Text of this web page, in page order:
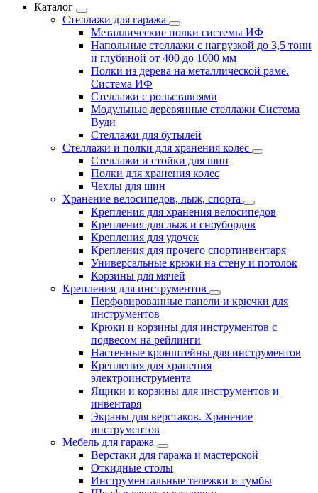
Каталог
Стеллажи для гаража
Металлические полки системы ИФ
Напольные стеллажи с нагрузкой до 3,5 тонн
и глубиной от 400 до 1000 мм
Полки из дерева на металлической раме.
Система ИФ
Стеллажи с рольставнями
Модульные деревянные стеллажи Система
Вуди
Стеллажи для бутылей
Стеллажи и полки для хранения колес
Стеллажи и стойки для шин
Полки для хранения колес
Чехлы для шин
Хранение велосипедов, лыж, спорта
Крепления для хранения велосипедов
Крепления для лыж и сноубордов
Крепления для удочек
Крепления для прочего спортинвентаря
Универсальные крюки на стену и потолок
Корзины для мячей
Крепления для инструментов
Перфорированные панели и крючки для
инструментов
Крюки и корзины для инструментов с
подвесом на рейлинги
Настенные кронштейны для инструментов
Крепления для хранения
электроинструмента
Ящики и корзины для инструментов и
инвентаря
Экраны для верстаков. Хранение
инструментов
Мебель для гаража
Верстаки для гаража и мастерской
Откидные столы
Инструментальные тележки и тумбы